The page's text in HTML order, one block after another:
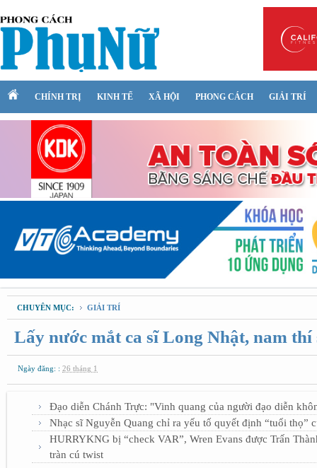
CHÍNH TRỊ KINH TẾ XÃ HỘI PHONG CÁCH GIẢI TRÍ
CHUYÊN MỤC: GIẢI TRÍ
Lấy nước mắt ca sĩ Long Nhật, nam
Ngày đăng: : 26 tháng 1
Đạo diễn Chánh Trực: "Vinh quang của người đạo diễn
Nhạc sĩ Nguyễn Quang chỉ ra yếu tố quyết định “tuổi thọ”
HURRYKNG bị “check VAR”, Wren Evans được Trấn
tràn cú twist